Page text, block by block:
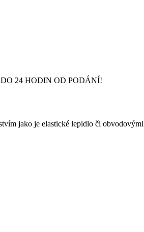
24 HODIN OD PODÁNÍ!
jako je elastické lepidlo či